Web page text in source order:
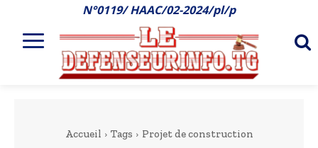
N°0119/ HAAC/02-2024/pl/p
Accueil Tags Projet de construction